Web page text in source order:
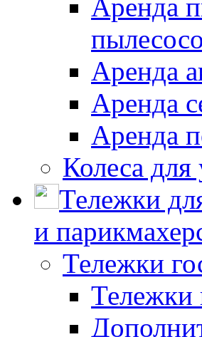
Аренда
Аренда
Аренда
Аренда
Колеса
Тележки
и
Тележки
Тележки